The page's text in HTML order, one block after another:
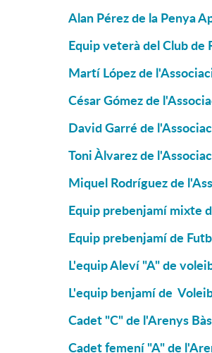
Alan Pérez de la Penya
Equip veterà del Club de
Martí López de
César Gómez de
David Garré de
Toni Àlvarez de
Miquel Rodríguez de
Equip prebenjamí mixte
Equip prebenjamí de
L'equip Aleví "A" de
L'equip benjamí de
Cadet "C" de l'Arenys
Cadet femení "A" de